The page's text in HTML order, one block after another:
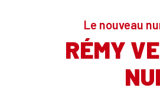
Le nouveau
RÉMY